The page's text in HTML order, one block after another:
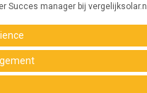
Succes manager bij vergelijksolar.nl